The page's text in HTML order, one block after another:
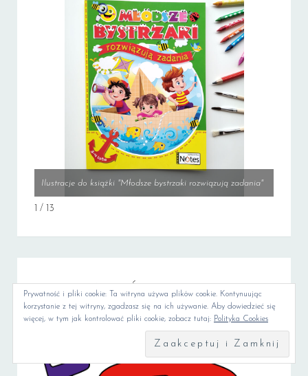
Ilustracje do książki "Młodsze bystrzaki rozwiązują zadania"
1 / 13
Z RADOŚCIĄ WSPIERAM:
Prywatność i pliki cookie: Ta witryna używa plików cookie. Kontynuując
korzystanie z tej witryny, zgadzasz się na ich używanie. Aby dowiedzieć się
więcej, w tym jak kontrolować pliki cookie, zobacz tutaj: Polityka Cookies